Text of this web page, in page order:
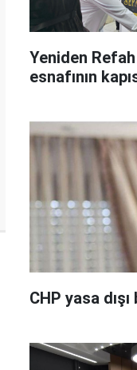
Yeniden
esnafının
CHP yasa